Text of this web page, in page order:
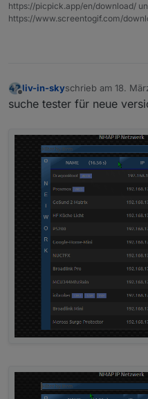
https://picpick.app/en/download/
https://www.screentogif.com/
Offline
liv-in-skyschrieb am 18.
zuletzt editiert von
suche tester für neue